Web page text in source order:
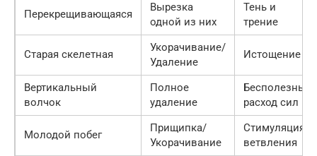
Перекрещивающаяся
Вырезка
одной из них
Тень и
трение
Старая скелетная
Укорачивание/
Удаление
Истощение
Вертикальный
волчок
Полное
удаление
Бесполезный
расход сил
Молодой побег
Прищипка/
Укорачивание
Стимуляция
ветвления